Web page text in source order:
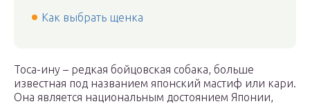
Как выбрать щенка
Тоса-ину – редкая бойцовская собака, больше
известная под названием японский мастиф или кари.
Она является национальным достоянием Японии,